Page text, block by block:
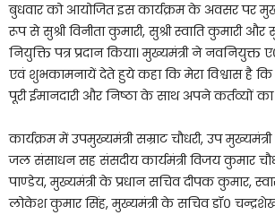
बुधवार को आयोजित इस कार्यक्रम के अवसर पर
रूप से सुश्री विनीता कुमारी, सुश्री स्वाति कुमारी और
नियुक्ति पत्र प्रदान किया। मुख्यमंत्री ने
एवं शुभकामनायें देते हुये कहा कि मेरा विश्वास है
पूरी ईमानदारी और निष्ठा के साथ अपने कर्तव्यों का
कार्यक्रम में उपमुख्यमंत्री सम्राट चौधरी, उप
जल संसाधन सह संसदीय कार्यमंत्री विजय कुमार
पाण्डेय, मुख्यमंत्री के प्रधान सचिव दीपक कुमार,
लोकेश कुमार सिंह, मुख्यमंत्री के सचिव डॉ०